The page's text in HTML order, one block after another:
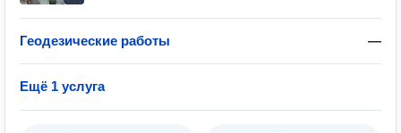
Геодезические работы —
Ещё 1 услуга